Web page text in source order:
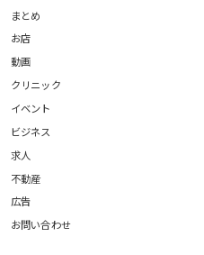
まとめ
お店
動画
クリニック
イベント
ビジネス
求人
不動産
広告
お問い合わせ